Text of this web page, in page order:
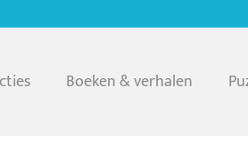
Boeken & verhalen